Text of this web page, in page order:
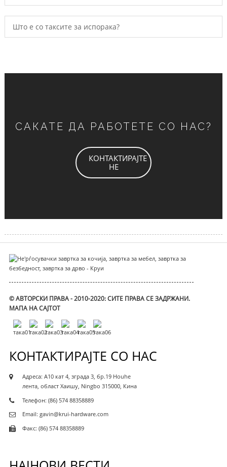
Што е со таксите за испорака?
САКАТЕ ДА РАБОТЕТЕ СО НАС?
КОНТАКТИРАЈТЕ
НЕ
© АВТОРСКИ ПРАВА - 2010-2020: СИТЕ ПРАВА СЕ ЗАДРЖАНИ.
МАПА НА САЈТОТ
КОНТАКТИРАЈТЕ СО НАС
Адреса: A10 кат 4, зграда 3, бр.19 Houhe
лента, област Хаишу, Ningbo 315000, Кина
Телефон: (86) 574 88358889
Email: gavin@krui-hardware.com
Факс: (86) 574 88358889